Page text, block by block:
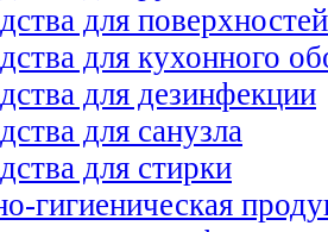
для поверхностей
для кухонного
для дезинфекции
для санузла
для стирки
гигиеническая